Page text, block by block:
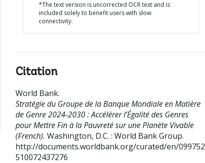
*The text version is uncorrected OCR text and is
included solely to benefit users with slow
connectivity.
Citation
World Bank.
Stratégie du Groupe de la Banque Mondiale en Matière
de Genre 2024-2030 : Accélérer l’Égalité des Genres
pour Mettre Fin à la Pauvreté sur une Planète Vivable
(French). Washington, D.C. : World Bank Group.
http://documents.worldbank.org/curated/en/099752
510072437276